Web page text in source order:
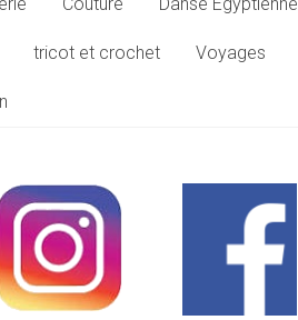
tricot et crochet Voyages